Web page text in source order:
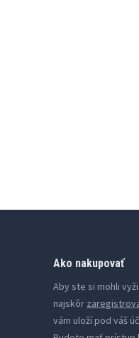
Ako nakupovať
Aby ste si mohli
najskôr
vám uloží pod váš